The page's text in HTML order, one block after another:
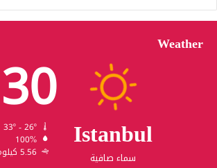
Weather
Istanbul
سماء صافية
30
100%
5.56 كيلومتر/ساعة